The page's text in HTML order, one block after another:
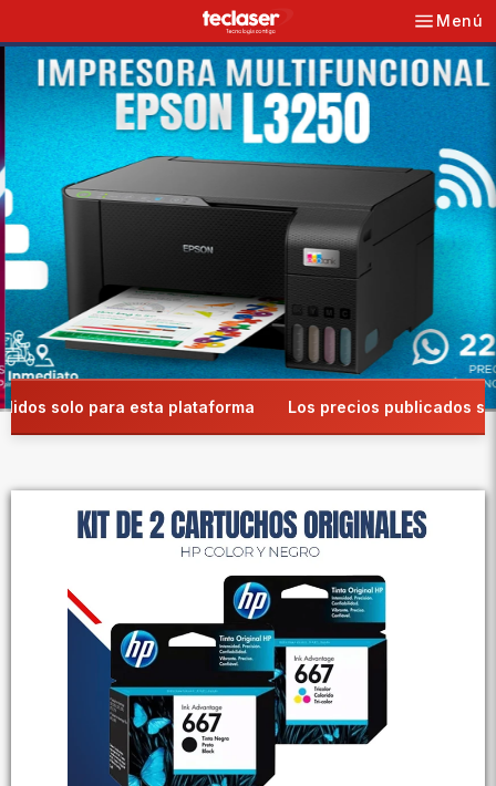
directamente
al
contenido
Menú
solo para esta plataforma Los precios publicados son